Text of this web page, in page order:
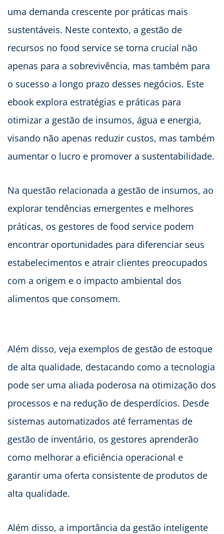
uma demanda crescente por práticas mais
sustentáveis. Neste contexto, a gestão de
recursos no food service se torna crucial não
apenas para a sobrevivência, mas também para
o sucesso a longo prazo desses negócios. Este
ebook explora estratégias e práticas para
otimizar a gestão de insumos, água e energia,
visando não apenas reduzir custos, mas também
aumentar o lucro e promover a sustentabilidade.
Na questão relacionada a gestão de insumos, ao
explorar tendências emergentes e melhores
práticas, os gestores de food service podem
encontrar oportunidades para diferenciar seus
estabelecimentos e atrair clientes preocupados
com a origem e o impacto ambiental dos
alimentos que consomem.
Além disso, veja exemplos de gestão de estoque
de alta qualidade, destacando como a tecnologia
pode ser uma aliada poderosa na otimização dos
processos e na redução de desperdícios. Desde
sistemas automatizados até ferramentas de
gestão de inventário, os gestores aprenderão
como melhorar a eficiência operacional e
garantir uma oferta consistente de produtos de
alta qualidade.
Além disso, a importância da gestão inteligente